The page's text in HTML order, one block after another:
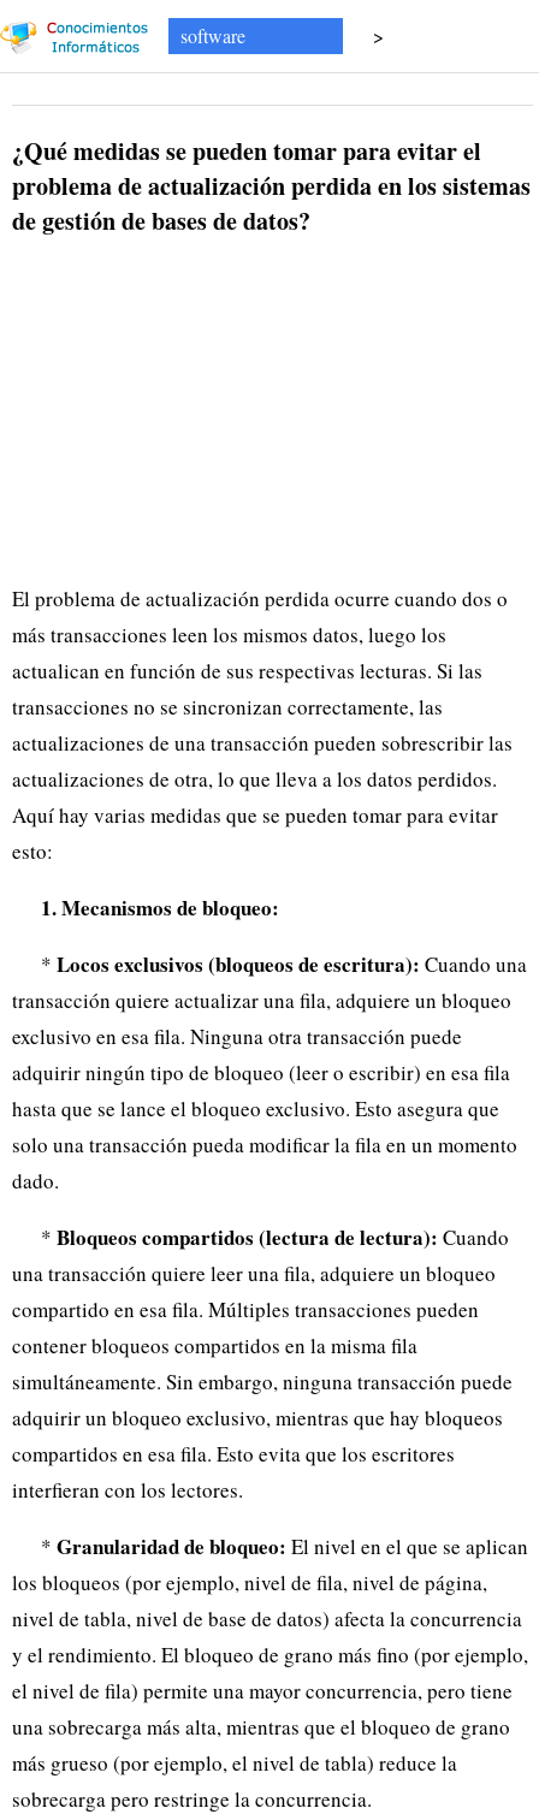
software
>
Software de base de datos
¿Qué medidas se pueden tomar para evitar el
problema de actualización perdida en los sistemas
de gestión de bases de datos?
El problema de actualización perdida ocurre cuando dos o
más transacciones leen los mismos datos, luego los
actualican en función de sus respectivas lecturas. Si las
transacciones no se sincronizan correctamente, las
actualizaciones de una transacción pueden sobrescribir las
actualizaciones de otra, lo que lleva a los datos perdidos.
Aquí hay varias medidas que se pueden tomar para evitar
esto:
1. Mecanismos de bloqueo:
* Locos exclusivos (bloqueos de escritura): Cuando una
transacción quiere actualizar una fila, adquiere un bloqueo
exclusivo en esa fila. Ninguna otra transacción puede
adquirir ningún tipo de bloqueo (leer o escribir) en esa fila
hasta que se lance el bloqueo exclusivo. Esto asegura que
solo una transacción pueda modificar la fila en un momento
dado.
* Bloqueos compartidos (lectura de lectura): Cuando
una transacción quiere leer una fila, adquiere un bloqueo
compartido en esa fila. Múltiples transacciones pueden
contener bloqueos compartidos en la misma fila
simultáneamente. Sin embargo, ninguna transacción puede
adquirir un bloqueo exclusivo, mientras que hay bloqueos
compartidos en esa fila. Esto evita que los escritores
interfieran con los lectores.
* Granularidad de bloqueo: El nivel en el que se aplican
los bloqueos (por ejemplo, nivel de fila, nivel de página,
nivel de tabla, nivel de base de datos) afecta la concurrencia
y el rendimiento. El bloqueo de grano más fino (por ejemplo,
el nivel de fila) permite una mayor concurrencia, pero tiene
una sobrecarga más alta, mientras que el bloqueo de grano
más grueso (por ejemplo, el nivel de tabla) reduce la
sobrecarga pero restringe la concurrencia.